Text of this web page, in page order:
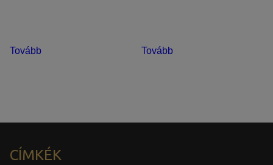
Tovább Tovább
CÍMKÉK